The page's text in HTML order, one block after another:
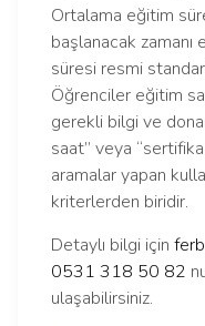
Ortalama eğitim
başlanacak
süresi resmi
Öğrenciler eğitim
gerekli bilgi ve
saat” veya
aramalar yapan
kriterlerden biridir.
Detaylı bilgi için
0531 318 50 82
ulaşabilirsiniz.